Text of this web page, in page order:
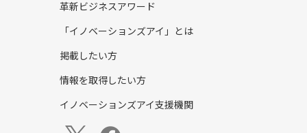
革新ビジネスアワード
「イノベーションズアイ」とは
掲載したい方
情報を取得したい方
イノベーションズアイ支援機関